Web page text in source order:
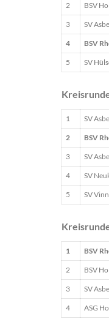
2 BSV
3 SV
4 BSV
5 SV
1 SV
2 BSV
3 SV
4 SV
5 SV
1 BSV
2 BSV
3 SV
4 ASG